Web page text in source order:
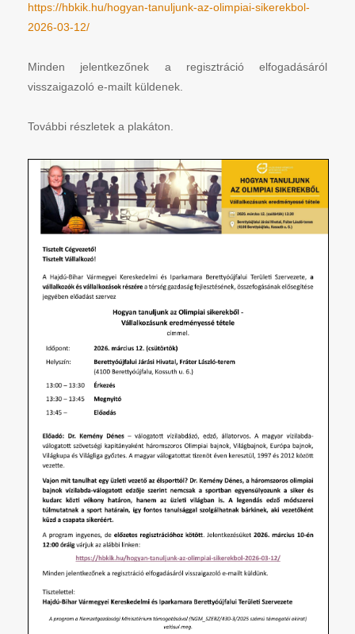
https://hbkik.hu/hogyan-tanuljunk-az-olimpiai-sikerekbol-
2026-03-12/
Minden jelentkezőnek a regisztráció elfogadásáról
visszaigazoló e-mailt küldenek.
További részletek a plakáton.